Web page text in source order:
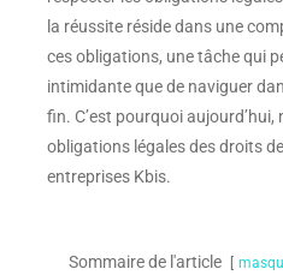
la réussite réside dans une
ces obligations, une tâche qui
intimidante que de naviguer
fin. C’est pourquoi
obligations légales des droits
entreprises Kbis.
Sommaire de l'article